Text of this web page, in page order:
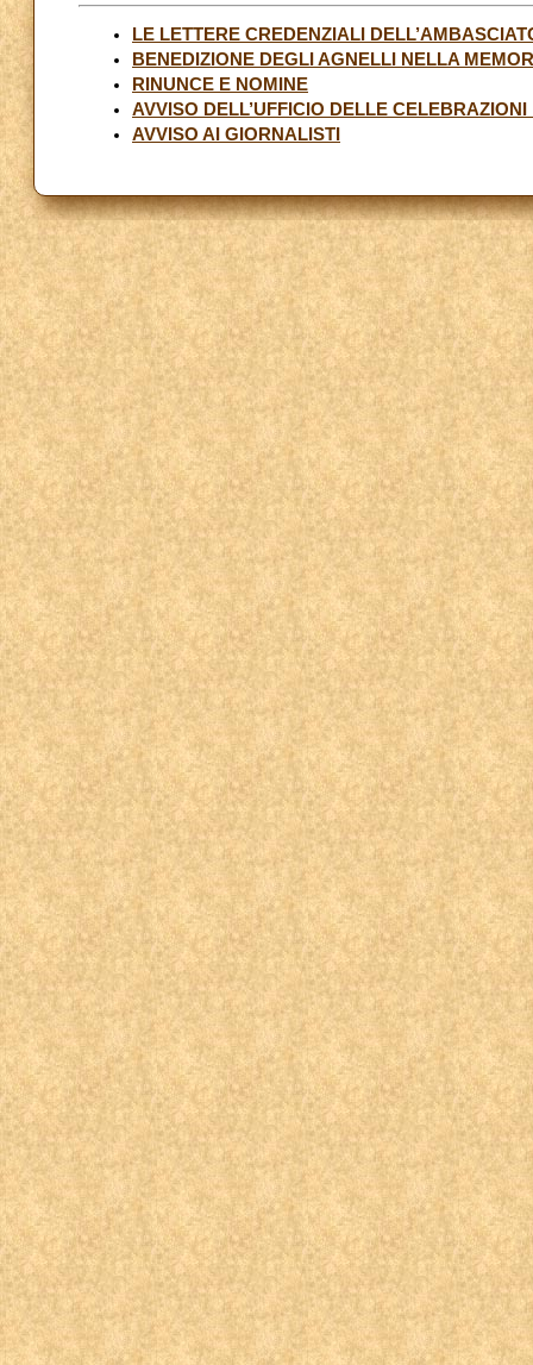
LE LETTERE CREDENZIALI
BENEDIZIONE DEGLI AGNELLI NELLA
RINUNCE E NOMINE
AVVISO DELL’UFFICIO DELLE
AVVISO AI GIORNALISTI